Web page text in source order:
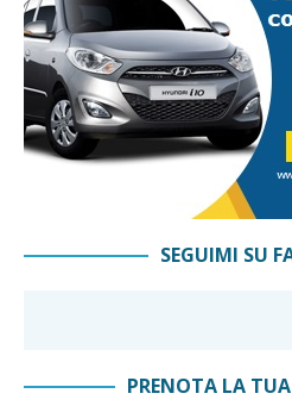
SEGUIMI SU
PRENOTA LA TUA